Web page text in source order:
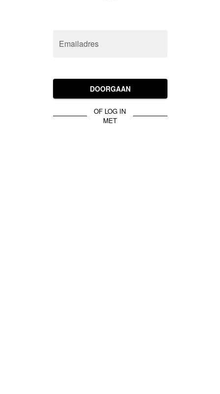
Emailadres
DOORGAAN
OF LOG IN
MET